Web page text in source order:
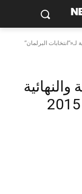
لـ«”انتخابات البرلمان”
والنهائية
لـ«”انتخابات البرلمان” 2015